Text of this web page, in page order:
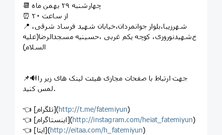
📆 چهارشنبه ۲۹ بهمن ماه
⏰ از ساعت ۲۰
📍 شهرزیبا،بلوار جوانمردان،خیابان شهید فرساد شرقی،
خ‌شهیدنوروزی، کوچه یکم غربی ،حسینیه مسجدالرضا(علیه
السلام)
📌🔊جهت ارتباط با صفحات مجازی هیئت لینک های زیر را
لمس کنید.
👈 [تلگرام](http://t.me/fatemiyun)
👈 [اینستاگرام](http://instagram.com/heiat_fatemiyun)
👈 [ایتا](http://eitaa.com/h_fatemiyun)